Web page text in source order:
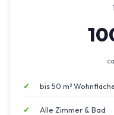
bis 50 m²
Alle Zimmer & Bad